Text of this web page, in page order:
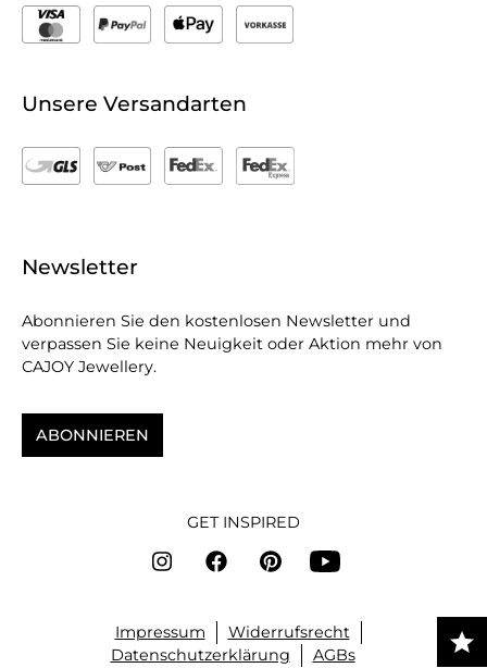
Unsere Versandarten
Newsletter
Abonnieren Sie den kostenlosen Newsletter und
verpassen Sie keine Neuigkeit oder Aktion mehr von
CAJOY Jewellery.
ABONNIEREN
GET INSPIRED
Impressum
Widerrufsrecht
Datenschutzerklärung
AGBs